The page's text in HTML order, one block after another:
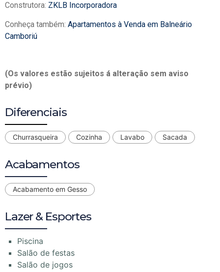
Construtora: ZKLB Incorporadora
Conheça também: Apartamentos à Venda em Balneário
Camboriú
(Os valores estão sujeitos á alteração sem aviso
prévio)
Diferenciais
Churrasqueira Cozinha Lavabo Sacada
Acabamentos
Acabamento em Gesso
Lazer & Esportes
Piscina
Salão de festas
Salão de jogos